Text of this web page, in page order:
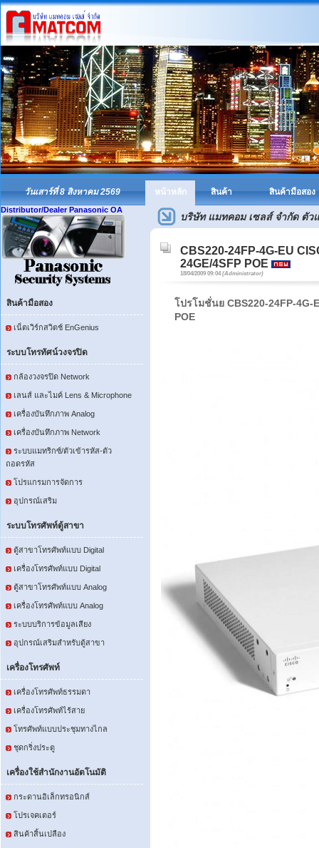
วันเสาร์ที่ 8 สิงหาคม 2569 หน้าหลัก สินค้า สินค้ามือสอง
Distributor/Dealer Panasonic OA
สินค้ามือสอง
เน็ตเวิร์กสวิตช์ EnGenius
ระบบโทรทัศน์วงจรปิด
กล้องวงจรปิด Network
เลนส์ และไมค์ Lens & Microphone
เครื่องบันทึกภาพ Analog
เครื่องบันทึกภาพ Network
ระบบแมทริกซ์/ตัวเข้ารหัส-ตัว
ถอดรหัส
โปรแกรมการจัดการ
อุปกรณ์เสริม
ระบบโทรศัพท์ตู้สาขา
ตู้สาขาโทรศัพท์แบบ Digital
เครื่องโทรศัพท์แบบ Digital
ตู้สาขาโทรศัพท์แบบ Analog
เครื่องโทรศัพท์แบบ Analog
ระบบบริการข้อมูลเสียง
อุปกรณ์เสริมสำหรับตู้สาขา
เครื่องโทรศัพท์
เครื่องโทรศัพท์ธรรมดา
เครื่องโทรศัพท์ไร้สาย
โทรศัพท์แบบประชุมทางไกล
ชุดกริ่งประตู
เครื่องใช้สำนักงานอัตโนมัติ
กระดานอิเล็กทรอนิกส์
โปรเจคเตอร์
สินค้าสิ้นเปลือง
บริษัท แมทคอม เซลส์ จำกัด ตั
CBS220-24FP-4G-EU
24GE/4SFP POE
18/04/2009 09:04(Administrator)
โปรโมชั่นย CBS220-24FP-4G-
POE